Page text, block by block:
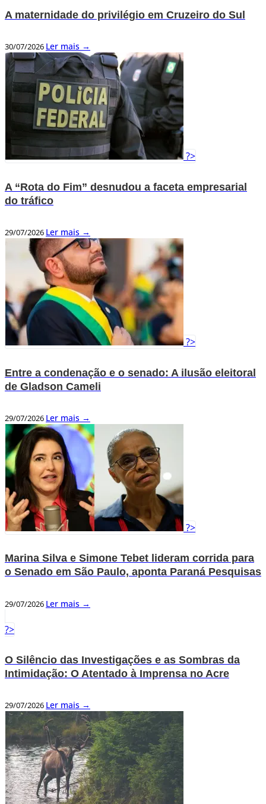
A maternidade do privilégio em Cruzeiro do Sul
30/07/2026 Ler mais →
?>
A “Rota do Fim” desnudou a faceta empresarial
do tráfico
29/07/2026 Ler mais →
?>
Entre a condenação e o senado: A ilusão eleitoral
de Gladson Cameli
29/07/2026 Ler mais →
?>
Marina Silva e Simone Tebet lideram corrida para
o Senado em São Paulo, aponta Paraná Pesquisas
29/07/2026 Ler mais →
?>
O Silêncio das Investigações e as Sombras da
Intimidação: O Atentado à Imprensa no Acre
29/07/2026 Ler mais →